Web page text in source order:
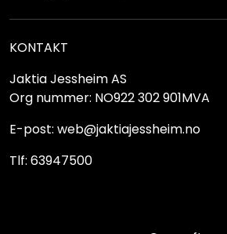
KONTAKT
Jaktia Jessheim AS
Org nummer: NO922 302 901MVA
E-post: web@jaktiajessheim.no
Tlf: 63947500